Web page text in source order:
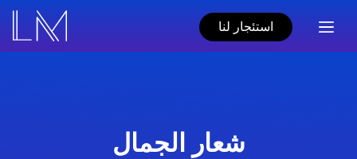
استئجار لنا
شعار الجمال